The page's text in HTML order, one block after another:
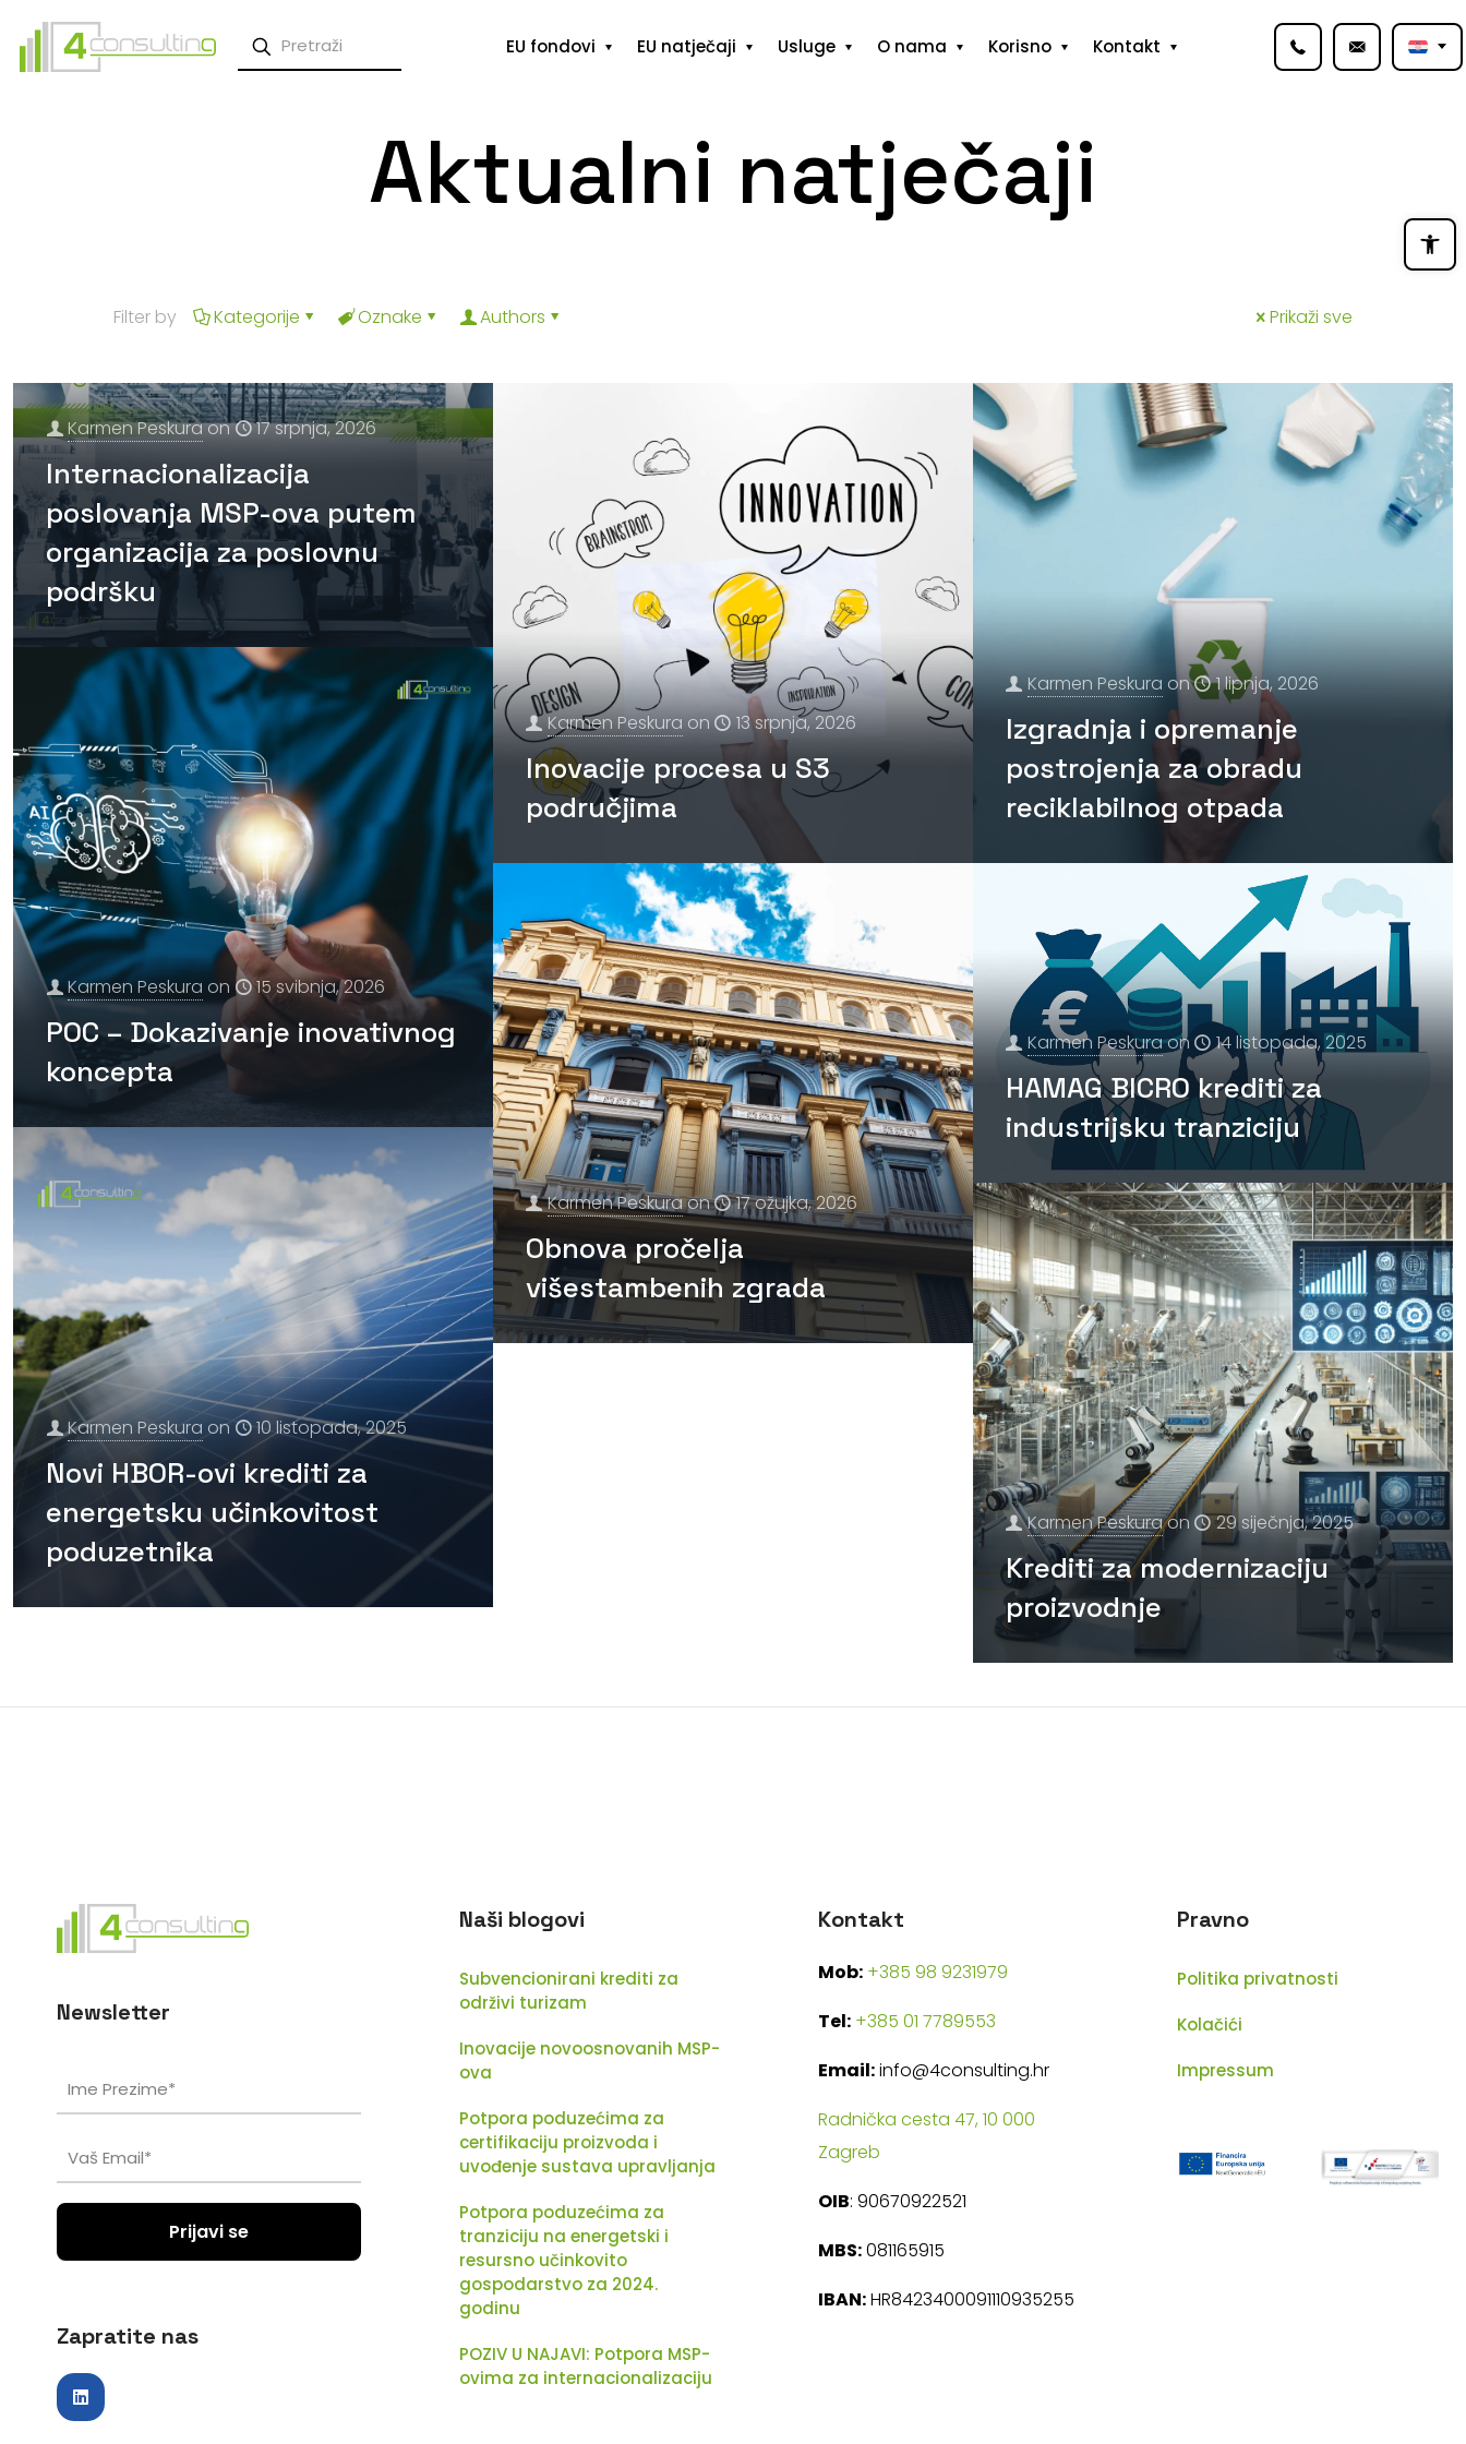
EU fondovi EU natječaji Usluge O nama Korisno Kontakt
Aktualni natječaji
Filter by Kategorije Oznake Authors Prikaži sve
Karmen Peskuraon 17 srpnja, 2026
Internacionalizacija
poslovanja MSP-ova putem
organizacija za poslovnu
podršku
Karmen Peskura on 13 srpnja, 2026
Inovacije procesa u S3
područjima
Karmen Peskura on 1 lipnja, 2026
Izgradnja i opremanje
postrojenja za obradu
reciklabilnog otpada
Karmen Peskura on 15 svibnja, 2026
POC – Dokazivanje inovativnog
koncepta
Karmen Peskuraon 17 ožujka, 2026
Obnova pročelja
višestambenih zgrada
Karmen Peskuraon 14 listopada, 2025
HAMAG BICRO krediti za
industrijsku tranziciju
Karmen Peskura on 10 listopada, 2025
Novi HBOR-ovi krediti za
energetsku učinkovitost
poduzetnika
Karmen Peskuraon 29 siječnja, 2025
Krediti za modernizaciju
proizvodnje
Newsletter
Zapratite nas
Naši blogovi
Subvencionirani krediti za
održivi turizam
Inovacije novoosnovanih MSP-
ova
Potpora poduzećima za
certifikaciju proizvoda i
uvođenje sustava upravljanja
Potpora poduzećima za
tranziciju na energetski i
resursno učinkovito
gospodarstvo za 2024.
godinu
POZIV U NAJAVI: Potpora MSP-
ovima za internacionalizaciju
Kontakt
Mob: +385 98 9231979
Tel: +385 01 7789553
Email:info@4consulting.hr
Radnička cesta 47, 10 000
Zagreb
OIB: 90670922521
MBS:081165915
IBAN:HR8423400091110935255
Pravno
Politika privatnosti
Kolačići
Impressum